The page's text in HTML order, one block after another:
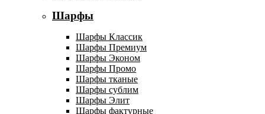
Шарфы
Шарфы Классик
Шарфы Премиум
Шарфы Эконом
Шарфы Промо
Шарфы тканые
Шарфы сублим
Шарфы Элит
Шарфы фактурные